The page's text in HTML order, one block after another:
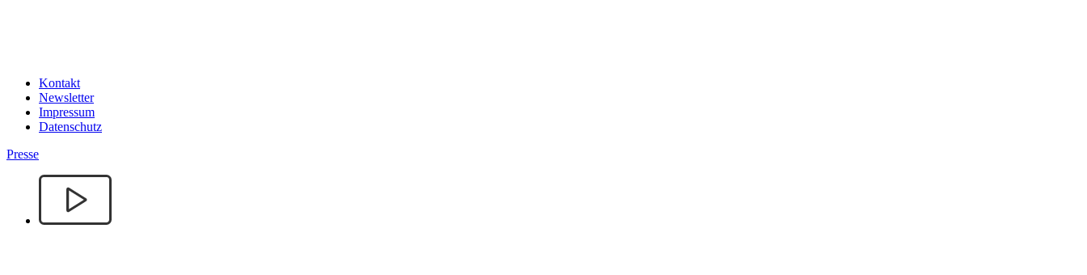
Kontakt
Newsletter
Impressum
Datenschutz
Presse